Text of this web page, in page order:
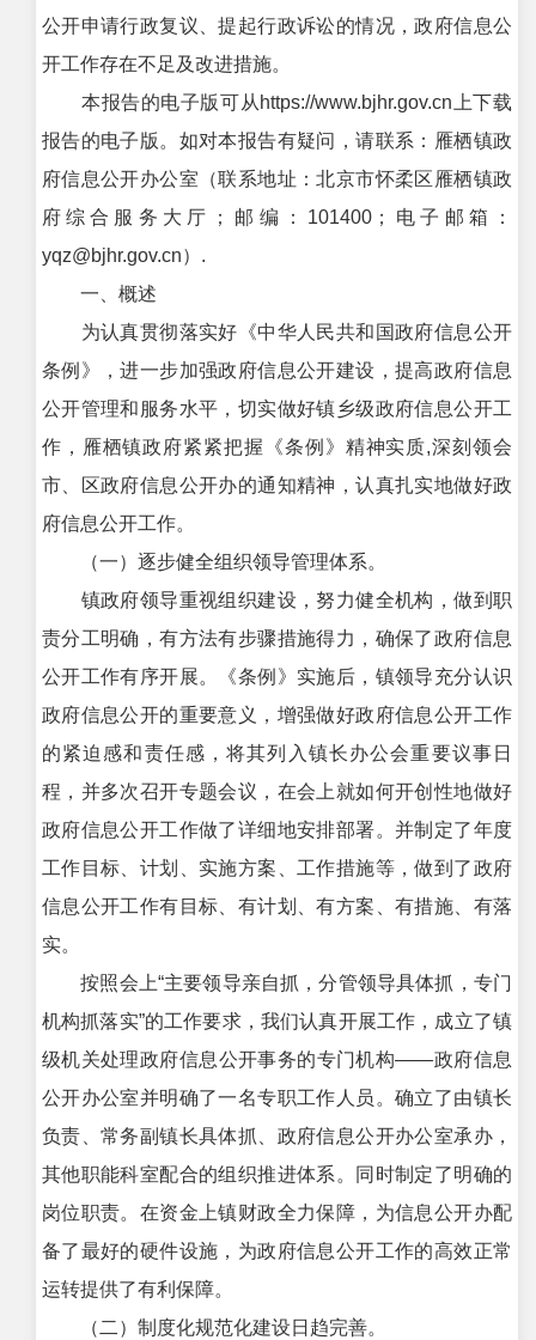
公开申请行政复议、提起行政诉讼的情况，政府信息公
开工作存在不足及改进措施。
本报告的电子版可从https://www.bjhr.gov.cn上下载
报告的电子版。如对本报告有疑问，请联系：雁栖镇政
府信息公开办公室（联系地址：北京市怀柔区雁栖镇政
府综合服务大厅；邮编：101400；电子邮箱：
yqz@bjhr.gov.cn）.
一、概述
为认真贯彻落实好《中华人民共和国政府信息公开
条例》，进一步加强政府信息公开建设，提高政府信息
公开管理和服务水平，切实做好镇乡级政府信息公开工
作，雁栖镇政府紧紧把握《条例》精神实质,深刻领会
市、区政府信息公开办的通知精神，认真扎实地做好政
府信息公开工作。
（一）逐步健全组织领导管理体系。
镇政府领导重视组织建设，努力健全机构，做到职
责分工明确，有方法有步骤措施得力，确保了政府信息
公开工作有序开展。《条例》实施后，镇领导充分认识
政府信息公开的重要意义，增强做好政府信息公开工作
的紧迫感和责任感，将其列入镇长办公会重要议事日
程，并多次召开专题会议，在会上就如何开创性地做好
政府信息公开工作做了详细地安排部署。并制定了年度
工作目标、计划、实施方案、工作措施等，做到了政府
信息公开工作有目标、有计划、有方案、有措施、有落
实。
按照会上“主要领导亲自抓，分管领导具体抓，专门
机构抓落实”的工作要求，我们认真开展工作，成立了镇
级机关处理政府信息公开事务的专门机构――政府信息
公开办公室并明确了一名专职工作人员。确立了由镇长
负责、常务副镇长具体抓、政府信息公开办公室承办，
其他职能科室配合的组织推进体系。同时制定了明确的
岗位职责。在资金上镇财政全力保障，为信息公开办配
备了最好的硬件设施，为政府信息公开工作的高效正常
运转提供了有利保障。
（二）制度化规范化建设日趋完善。